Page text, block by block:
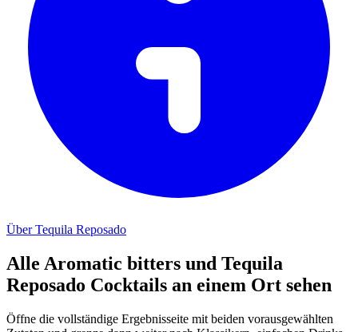
Über Tequila Reposado
Alle Aromatic bitters und Tequila
Reposado Cocktails an einem Ort sehen
Öffne die vollständige Ergebnisseite mit beiden vorausgewählten